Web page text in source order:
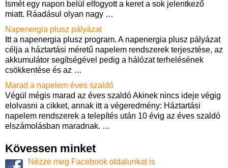
Ismét egy napon belül elfogyott a keret a sok jelentkező
miatt. Ráadásul olyan nagy …
Napenergia plusz pályázat
Itt a napenergia plusz program. A napenergia plusz pályázat
célja a háztartási méretű napelem rendszerek terjesztése, az
akkumulátor segítségével pedig a hálózat terhelésének
csökkentése és az …
Marad a napelem éves szaldó
Végül mégis marad az éves szaldó Akinek nincs ideje végig
elolvasni a cikket, annak itt a végeredmény: Háztartási
napelem rendszerek a telepítés után 10 évig az éves szaldó
elszámolásban maradnak. …
Kövessen minket
Nézze meg Facebook oldalunkat is